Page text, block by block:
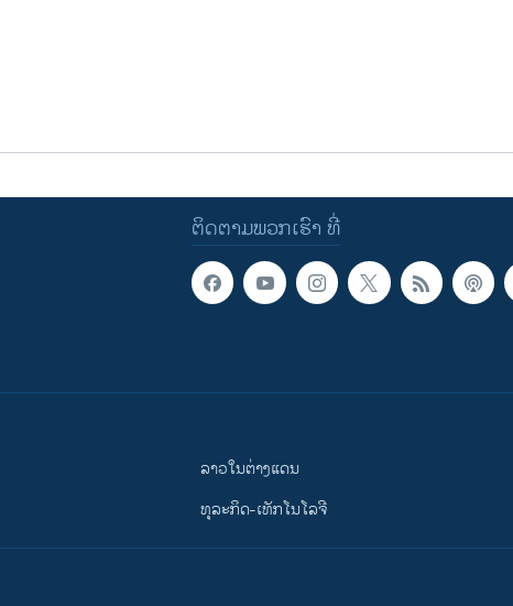
ຕິດຕາມພວກເຮົາ ທີ່
ລາວໃນຕ່າງແດນ
ທຸລະກິດ-ເທັກໂນໂລຈີ